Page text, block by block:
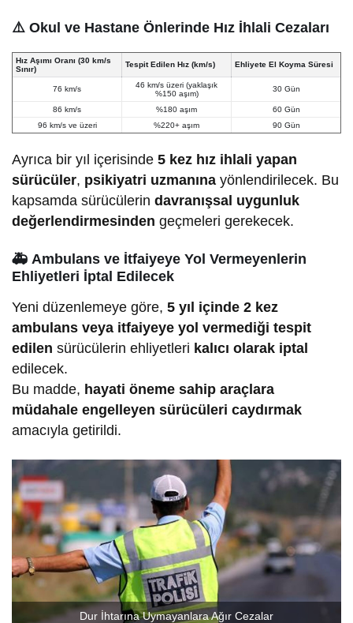
⚠️ Okul ve Hastane Önlerinde Hız İhlali Cezaları
Hız Aşımı Oranı (30 km/s
Sınır)
Tespit Edilen Hız (km/s) Ehliyete El Koyma Süresi
76 km/s
46 km/s üzeri (yaklaşık
%150 aşım)
30 Gün
86 km/s %180 aşım
60 Gün
96 km/s ve üzeri
%220+ aşım 90 Gün
Ayrıca bir yıl içerisinde5 kez hız ihlali yapan
sürücüler, psikiyatri uzmanına yönlendirilecek. Bu
kapsamda sürücülerindavranışsal uygunluk
değerlendirmesinden geçmeleri gerekecek.
🚑 Ambulans ve İtfaiyeye Yol Vermeyenlerin
Ehliyetleri İptal Edilecek
Yeni düzenlemeye göre,5 yıl içinde 2 kez
ambulans veya itfaiyeye yol vermediği tespit
edilen sürücülerin ehliyetleri kalıcı olarak iptal
edilecek.
Bu madde, hayati öneme sahip araçlara
müdahale engelleyen sürücüleri caydırmak
amacıyla getirildi.
Dur İhtarına Uymayanlara Ağır Cezalar